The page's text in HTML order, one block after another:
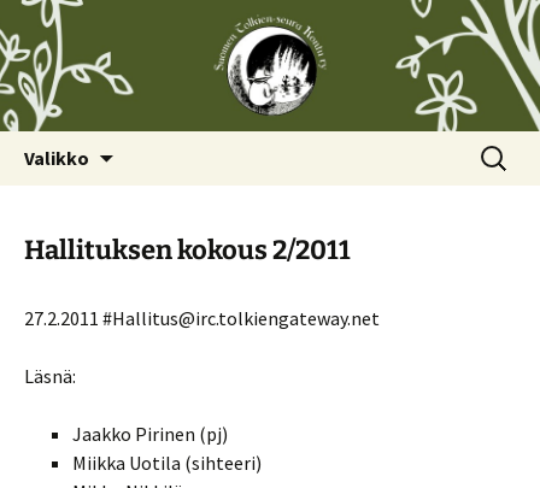
Valikko Haku:
Hallituksen kokous 2/2011
27.2.2011 #Hallitus@irc.tolkiengateway.net
Läsnä:
Jaakko Pirinen (pj)
Miikka Uotila (sihteeri)